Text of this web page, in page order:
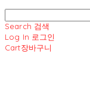
Search 검색
Log In 로그인
Cart장바구니